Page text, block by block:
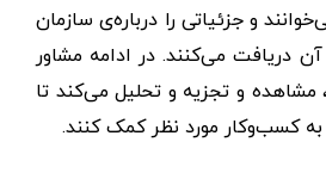
و جزئیاتی را درباره‌ی سازمان
دریافت می‌کنند. در ادامه مشاور
مشاهده و تجزیه و تحلیل می‌کند تا
به کسب‌وکار مورد نظر کمک کنند.